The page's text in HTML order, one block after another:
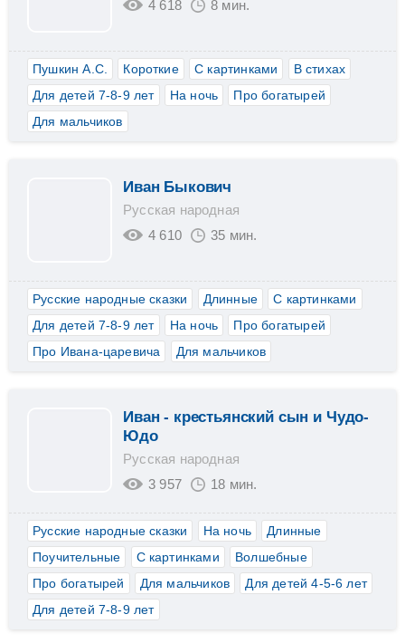
4 618 8 мин.
Пушкин А.С. Короткие С картинками
В стихах
Для детей 7-8-9 лет
На ночь
Про богатырей
Для мальчиков
Иван Быкович
Русская народная
4 610
35 мин.
Русские народные сказки Длинные
С картинками
Для детей 7-8-9 лет
На ночь
Про богатырей
Про Ивана-царевича
Для мальчиков
Иван - крестьянский сын и Чудо-
Юдо
Русская народная
3 957
18 мин.
Русские народные сказки На ночь
Длинные
Поучительные
С картинками
Волшебные
Про богатырей
Для мальчиков
Для детей 4-5-6 лет
Для детей 7-8-9 лет